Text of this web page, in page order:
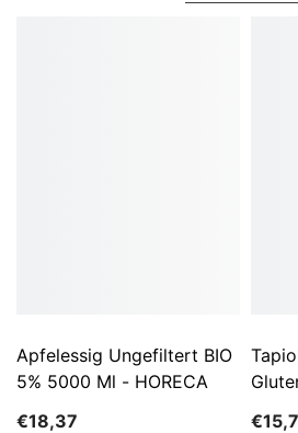
Apfelessig Ungefiltert BIO
5% 5000 Ml - HORECA
€18,37